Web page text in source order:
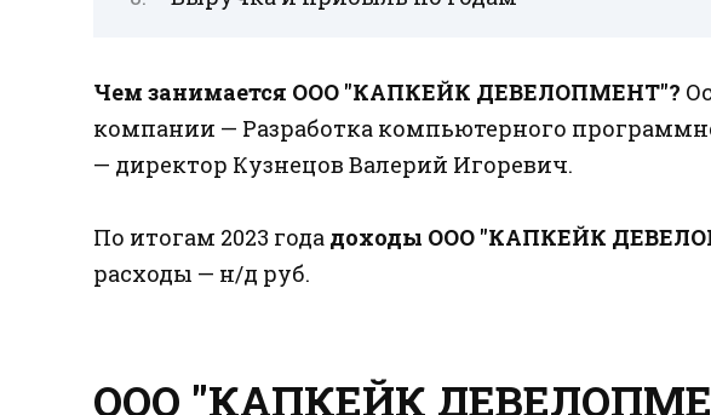
Чем занимается ООО "КАПКЕЙК ДЕВЕЛОПМЕНТ"?
компании — Разработка компьютерного
— директор Кузнецов Валерий Игоревич.
По итогам 2023 года доходы ООО "КАПКЕЙК
расходы — н/д руб.
ООО "КАПКЕЙК